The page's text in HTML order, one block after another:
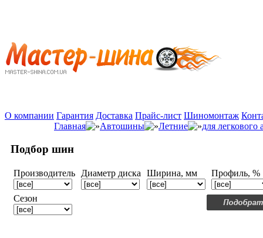
О компании Гарантия Доставка Прайс-лист Шиномонтаж
Главная
Автошины Летние для легкового
Подбор шин
Производитель Диаметр диска Ширина, мм Профиль, %
Сезон